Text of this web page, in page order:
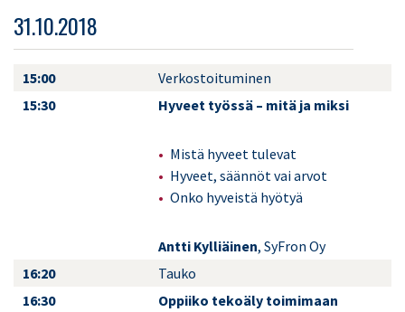
31.10.2018
15:00
Verkostoituminen
15:30
Hyveet työssä – mitä ja miksi
Mistä hyveet tulevat
Hyveet, säännöt vai arvot
Onko hyveistä hyötyä
Antti Kylliäinen, SyFron Oy
16:20
Tauko
16:30
Oppiiko tekoäly toimimaan